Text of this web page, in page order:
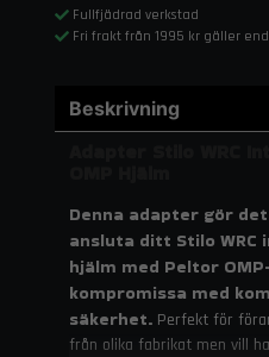
Fullfjädrad verkstad
Fri frakt från 1995 kr gäller
Beskrivning
Denna adapter gör
ansluta ditt Stilo
hjälm med Peltor
kompromissa med
säkerhet. Perfekt för
från olika fabrikat men vill